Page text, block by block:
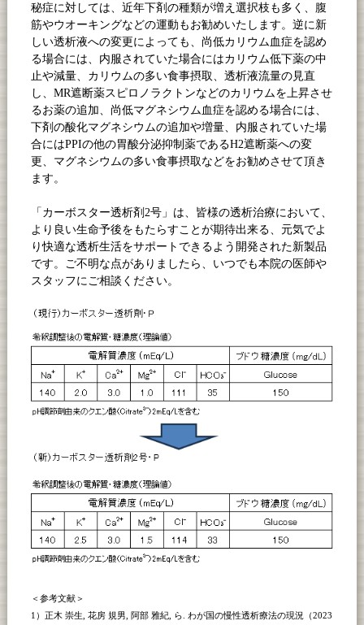
秘症に対しては、近年下剤の種類が増え選択枝も多く、腹
筋やウオーキングなどの運動もお勧めいたします。逆に新
しい透析液への変更によっても、尚低カリウム血症を認め
る場合には、内服されていた場合にはカリウム低下薬の中
止や減量、カリウムの多い食事摂取、透析液流量の見直
し、MR遮断薬スピロノラクトンなどのカリウムを上昇させ
るお薬の追加、尚低マグネシウム血症を認める場合には、
下剤の酸化マグネシウムの追加や増量、内服されていた場
合にはPPIの他の胃酸分泌抑制薬であるH2遮断薬への変
更、マグネシウムの多い食事摂取などをお勧めさせて頂き
ます。
「カーボスター透析剤2号」は、皆様の透析治療において、
より良い生命予後をもたらすことが期待出来る、元気でよ
り快適な透析生活をサポートできるよう開発された新製品
です。ご不明な点がありましたら、いつでも本院の医師や
スタッフにご相談ください。
＜参考文献＞
1）正木 崇生, 花房 規男, 阿部 雅紀, ら. わが国の慢性透析療法の現況（2023